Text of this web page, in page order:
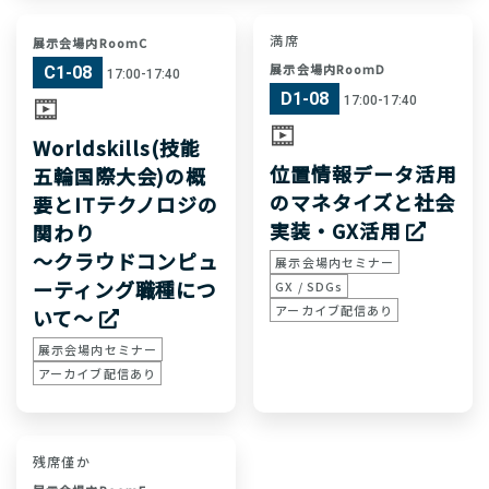
展示会場内RoomC
C1-08 17:00-17:40
Worldskills(技能
五輪国際大会)の概
要とITテクノロジの
関わり
～クラウドコンピュ
ーティング職種につ
いて～
展示会場内セミナー
アーカイブ配信あり
満席
展示会場内RoomD
D1-08 17:00-17:40
位置情報データ活用
のマネタイズと社会
実装・GX活用
展示会場内セミナー
GX / SDGs
アーカイブ配信あり
残席僅か